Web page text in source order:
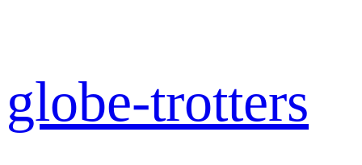
globe-trotters